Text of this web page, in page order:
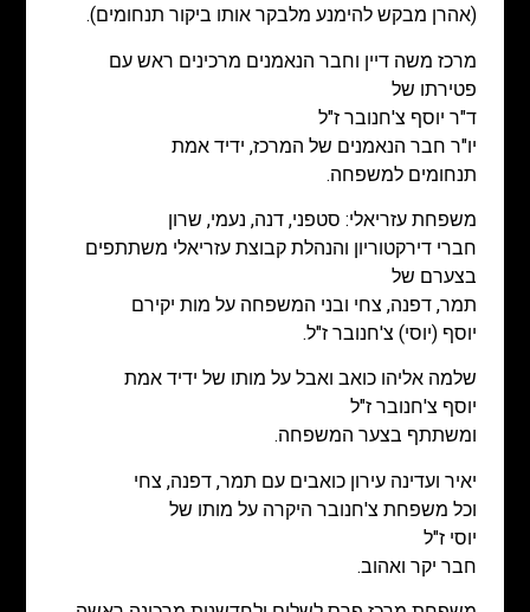
(אהרן מבקש להימנע מלבקר אותו ביקור תנחומים).
מרכז משה דיין וחבר הנאמנים מרכינים ראש עם
פטירתו של
ד"ר יוסף צ'חנובר ז"ל
יו"ר חבר הנאמנים של המרכז, ידיד אמת
תנחומים למשפחה.
משפחת עזריאלי: סטפני, דנה, נעמי, שרון
חברי דירקטוריון והנהלת קבוצת עזריאלי משתתפים
בצערם של
תמר, דפנה, צחי ובני המשפחה על מות יקירם
יוסף (יוסי) צ'חנובר ז"ל.
שלמה אליהו כואב ואבל על מותו של ידיד אמת
יוסף צ'חנובר ז"ל
ומשתתף בצער המשפחה.
יאיר ועדינה עירון כואבים עם תמר, דפנה, צחי
וכל משפחת צ'חנובר היקרה על מותו של
יוסי ז"ל
חבר יקר ואהוב.